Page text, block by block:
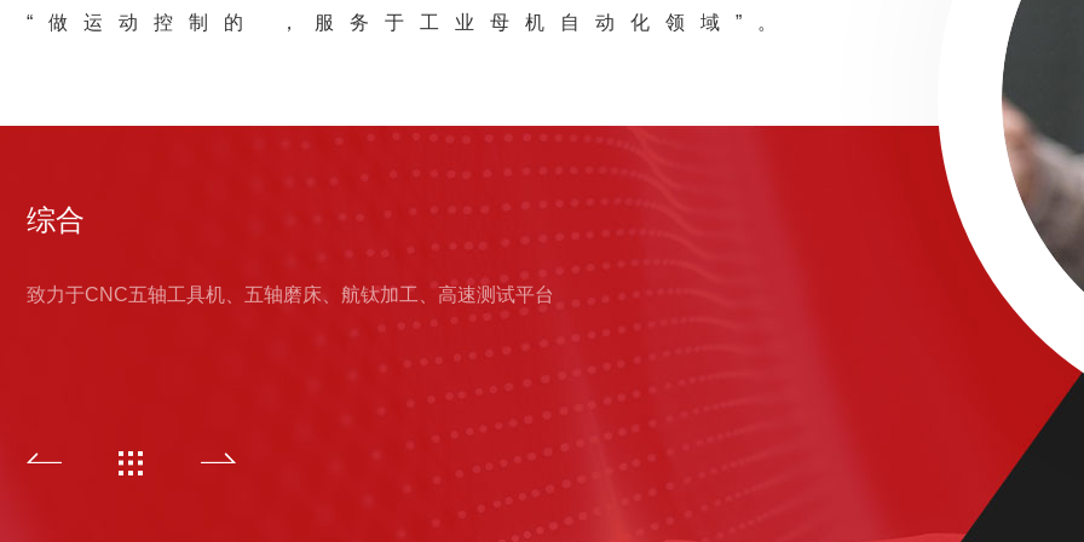
“做运动控制的 ，服务于工业母机自动化领域”。
综合
致力于CNC五轴工具机、五轴磨床、航钛加工、高速测试平台